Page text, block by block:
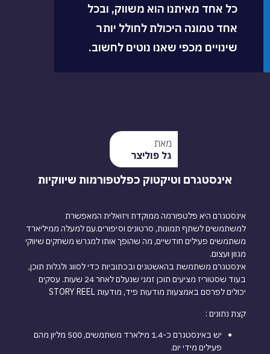
כל אחד מאיתנו הוא משווק, ובכל
אחד טמונה היכולת לחולל יותר
שינויים מכפי שאנו נוטים לחשוב.
מאת
גל פוליצר
אינסטגרם וטיקטוק כפלטפורמות שיווקיות
אינסטגרם היא פלטפורמה ממוקדת ויזואלית המאפשרת
למשתמשים לשתף תמונות, סרטונים וסיפורים.עם למעלה ממיליארד
משתמשים פעילים חודשיים, מה שהופך אותו למגרש משחקים שיווקי
מגוון ועצום.
אינסטגרם משתמשת בהאשטגים ובכתוביות כדי לסווג ולגלות תוכן,
בעוד שסטוריז מציעים תוכן זמני שנעלם לאחר 24 שעות. עסקים
יכולים לפרסם באמצעות מודעות פיד, מודעות STORY REEL
קצת נתונים :
יש באינסטגרם כ-1.4 מילארד משתמשים, 500 מליון מהם
פעילים מידי יום.